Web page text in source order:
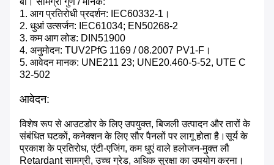
1. आग प्रतिरोधी प्रदर्शन: IEC60332-1।
2. धुआं उत्सर्जन: IEC61034; EN50268-2
3. कम आग लोड: DIN51900
4. अनुमोदन: TUV2PfG 1169 / 08.2007 PV1-F।
5. आवेदन मानक: UNE211 23; UNE20.460-5-52, UTE C
32-502
आवेदन:
विशेष रूप से आउटडोर के लिए उपयुक्त, बिजली उत्पादन और तारों के
संबंधित घटकों, कनेक्शन के लिए सौर पैनलों पर लागू होता है।सूर्य के
प्रकाश के प्रतिरोध, एंटी-एजिंग, कम धुएं वाले हलोजन-मुक्त लौ
Retardant सामग्री, उच्च ग्रेड, अधिक सुरक्षा का उपयोग करना।